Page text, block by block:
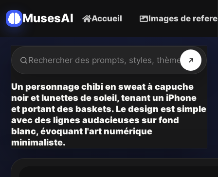
MusesAI Accueil Images de
Un personnage chibi en sweat à capuche
noir et lunettes de soleil, tenant un iPhone
et portant des baskets. Le design est simple
avec des lignes audacieuses sur fond
blanc, évoquant l'art numérique
minimaliste.